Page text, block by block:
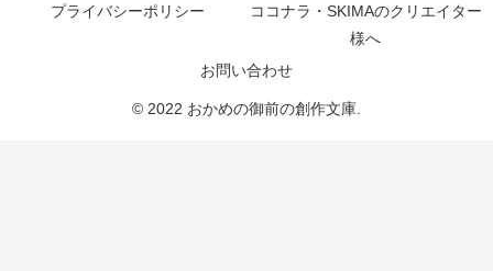
プライバシーポリシー
ココナラ・SKIMAのクリエイター
様へ
お問い合わせ
© 2022 おかめの御前の創作文庫.